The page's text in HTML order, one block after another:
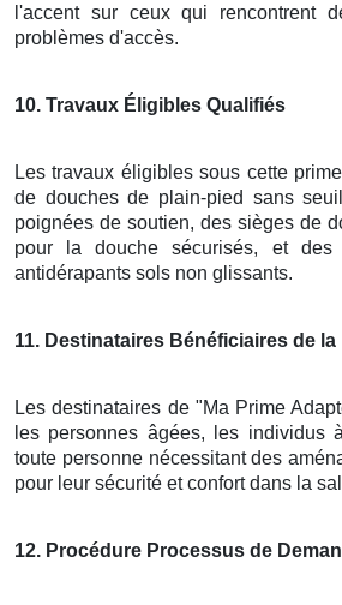
l'accent sur ceux qui rencontrent
problèmes d'accès.
10. Travaux Éligibles Qualifiés
Les travaux éligibles sous cette
de douches de plain-pied sans
poignées de soutien, des sièges de
pour la douche sécurisés, et des
antidérapants sols non glissants.
11. Destinataires Bénéficiaires de la
Les destinataires de "Ma Prime
les personnes âgées, les individus
toute personne nécessitant des
pour leur sécurité et confort dans la
12. Procédure Processus de